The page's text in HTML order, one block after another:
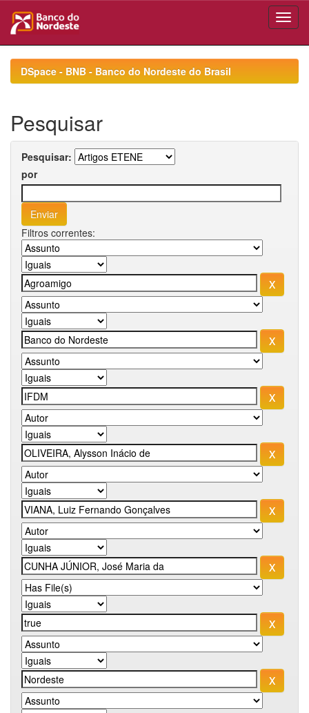
navigationDSpace - BNB - Banco do Nordeste do Brasil
Pesquisar
Pesquisar:
por
Filtros correntes: